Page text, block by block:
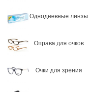
Однодневные линзы
Оправа для очков
Очки для зрения